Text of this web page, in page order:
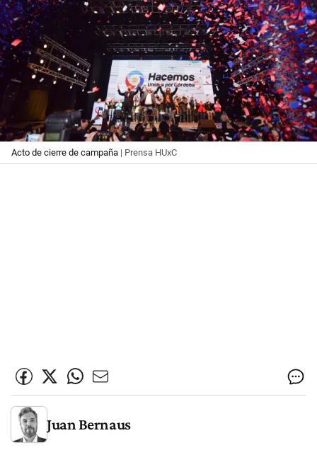
Acto de cierre de campaña | Prensa HUxC
Juan Bernaus